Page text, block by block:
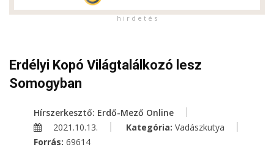
h i r d e t é s
Erdélyi Kopó Világtalálkozó lesz
Somogyban
Hírszerkesztő: Erdő-Mező Online
2021.10.13.
Kategória: Vadászkutya
Forrás: 69614